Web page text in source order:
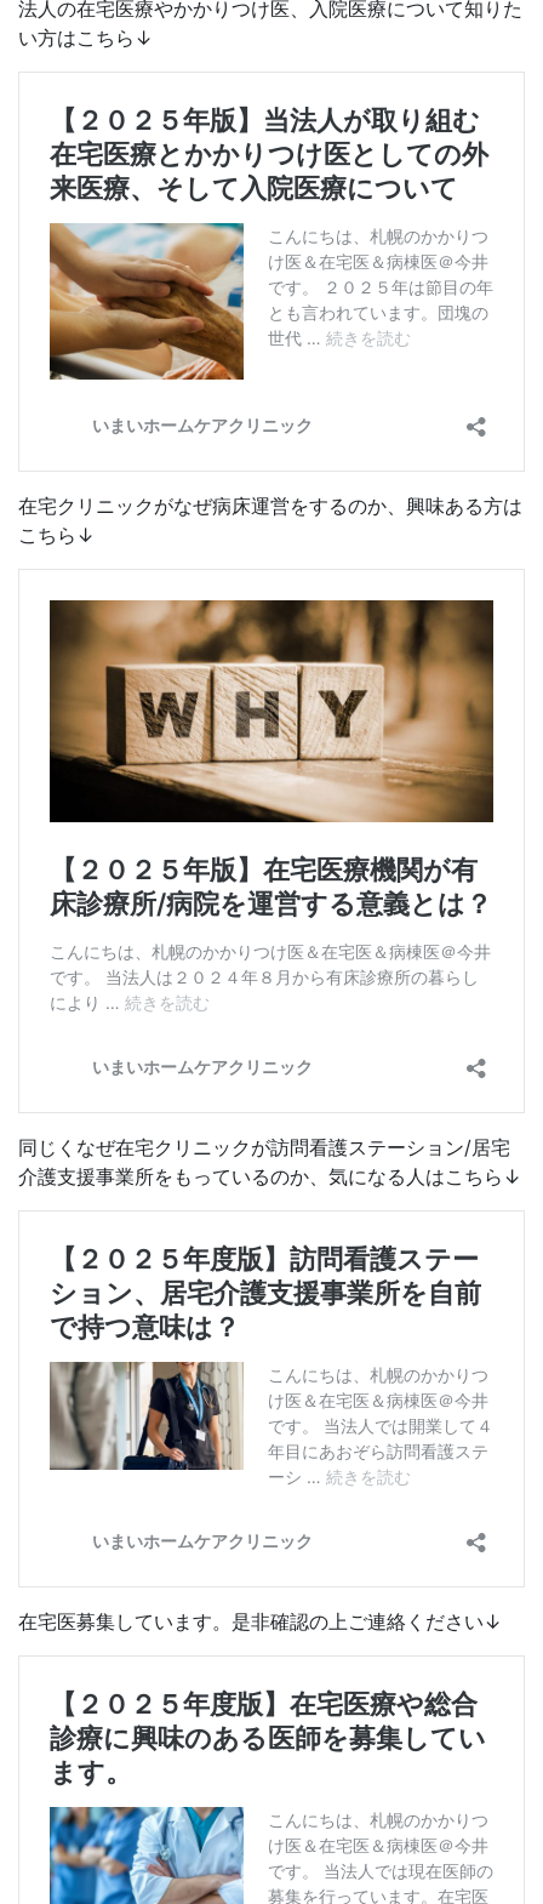
法人の在宅医療やかかりつけ医、入院医療について知りた
い方はこちら↓
在宅クリニックがなぜ病床運営をするのか、興味ある方は
こちら↓
同じくなぜ在宅クリニックが訪問看護ステーション/居宅
介護支援事業所をもっているのか、気になる人はこちら↓
在宅医募集しています。是非確認の上ご連絡ください↓